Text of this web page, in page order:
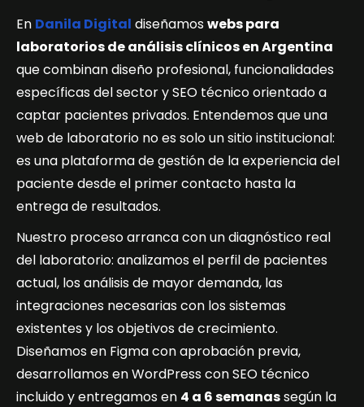
En Danila Digital diseñamos webs para
laboratorios de análisis clínicos en Argentina
que combinan diseño profesional, funcionalidades
específicas del sector y SEO técnico orientado a
captar pacientes privados. Entendemos que una
web de laboratorio no es solo un sitio institucional:
es una plataforma de gestión de la experiencia del
paciente desde el primer contacto hasta la
entrega de resultados.
Nuestro proceso arranca con un diagnóstico real
del laboratorio: analizamos el perfil de pacientes
actual, los análisis de mayor demanda, las
integraciones necesarias con los sistemas
existentes y los objetivos de crecimiento.
Diseñamos en Figma con aprobación previa,
desarrollamos en WordPress con SEO técnico
incluido y entregamos en 4 a 6 semanassegún la